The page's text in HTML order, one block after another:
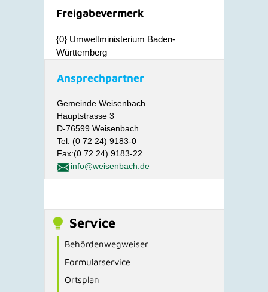
Freigabevermerk
{0} Umweltministerium Baden-
Württemberg
Ansprechpartner
Gemeinde Weisenbach
Hauptstrasse 3
D-76599 Weisenbach
Tel. (0 72 24) 9183-0
Fax:(0 72 24) 9183-22
info@weisenbach.de
Service
Behördenwegweiser
Formularservice
Ortsplan